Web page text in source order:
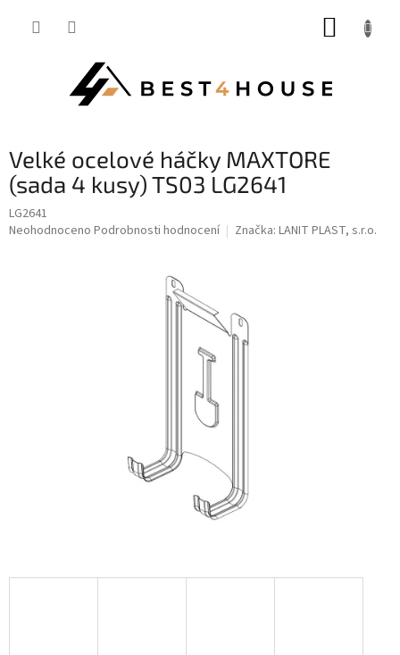
velké ocelové háčky MAXTORE
(sada 4 kusy) TS03 LG2641
LG2641
Průměrné
Neohodnoceno Podrobnosti hodnocení Značka: LANIT PLAST, s.r.o.